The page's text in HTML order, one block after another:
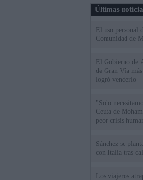
Últimas
El uso personal
Comunidad de
El Gobierno de
de Gran Vía
logró venderlo
"Solo
Ceuta de
peor crisis
Sánchez se
con Italia tras
Los viajeros